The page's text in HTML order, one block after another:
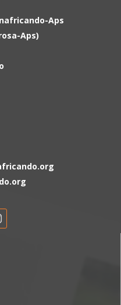
Aps
Aps)